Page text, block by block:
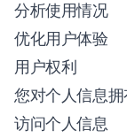
分析使用情况
优化用户体验
用户权利
您对个人信息拥
访问个人信息